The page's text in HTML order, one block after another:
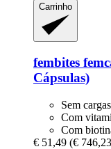
Carrinho
fembites
Cápsulas)
Sem
Com
Com
€ 51,49 (€